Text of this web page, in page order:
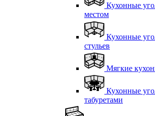
Кухонные
местом
Кухонные
стульев
Мягкие
Кухонные
табуретами